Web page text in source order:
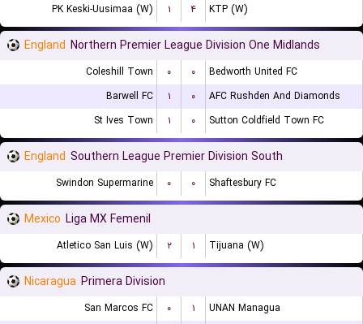
PK Keski-Uusimaa (W) ۱ ۴ KTP (W)
England Northern Premier League Division One Midlands
Coleshill Town ۰ ۰
Bedworth United FC
Barwell FC
۱ ۰
AFC Rushden And Diamonds
St Ives Town
۱ ۰ Sutton Coldfield Town FC
England Southern League Premier Division South
Swindon Supermarine ۰ ۰ Shaftesbury FC
Mexico Liga MX Femenil
Atletico San Luis (W) ۲ ۱ Tijuana (W)
Nicaragua Primera Division
San Marcos FC ۰ ۱
UNAN Managua